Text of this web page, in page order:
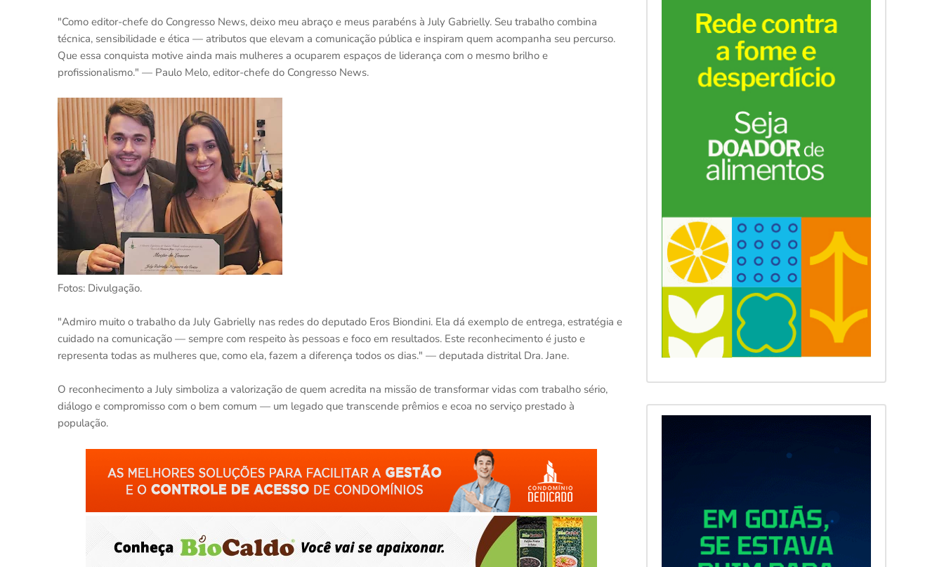
"Como editor-chefe do Congresso News, deixo meu abraço e meus parabéns à July Gabrielly. Seu trabalho combina
técnica, sensibilidade e ética — atributos que elevam a comunicação pública e inspiram quem acompanha seu percurso.
Que essa conquista motive ainda mais mulheres a ocuparem espaços de liderança com o mesmo brilho e
profissionalismo." — Paulo Melo, editor-chefe do Congresso News.
Fotos: Divulgação.
"Admiro muito o trabalho da July Gabrielly nas redes do deputado Eros Biondini. Ela dá exemplo de entrega, estratégia e
cuidado na comunicação — sempre com respeito às pessoas e foco em resultados. Este reconhecimento é justo e
representa todas as mulheres que, como ela, fazem a diferença todos os dias." — deputada distrital Dra. Jane.
O reconhecimento a July simboliza a valorização de quem acredita na missão de transformar vidas com trabalho sério,
diálogo e compromisso com o bem comum — um legado que transcende prêmios e ecoa no serviço prestado à
população.